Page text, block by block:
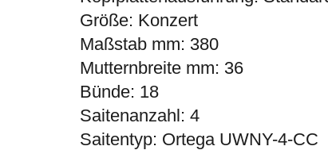
Größe: Konzert
Maßstab mm: 380
Mutternbreite mm: 36
Bünde: 18
Saitenanzahl: 4
Saitentyp: Ortega UWNY-4-CC